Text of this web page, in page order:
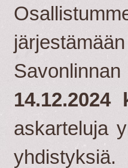
14.12.2024
askarteluja
yhdistyksiä.